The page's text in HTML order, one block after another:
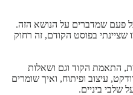
פעם שמדברים על הנושא הזה.
בפוסט הקודם, זה רחוק
התאמת הקוד וגם ושאלות
עיצוב ופיתוח, ואיך שומרים
שלבי ביניים.